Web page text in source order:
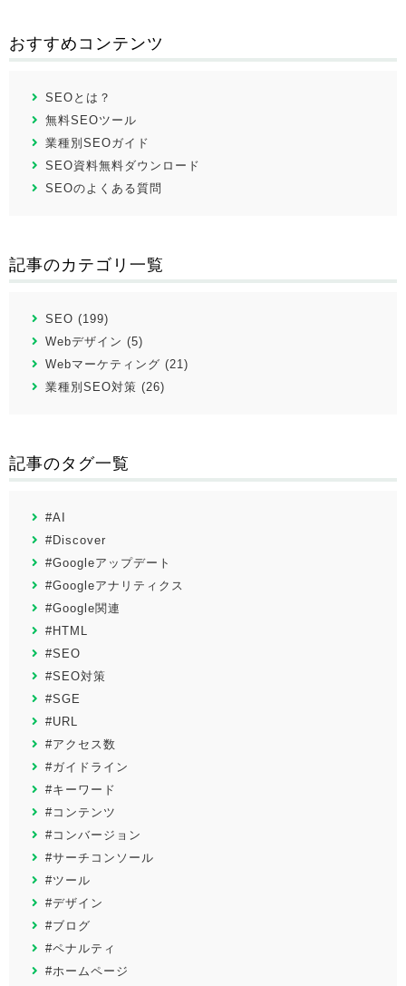
おすすめコンテンツ
SEOとは？
無料SEOツール
業種別SEOガイド
SEO資料無料ダウンロード
SEOのよくある質問
記事のカテゴリ一覧
SEO (199)
Webデザイン (5)
Webマーケティング (21)
業種別SEO対策 (26)
記事のタグ一覧
#AI
#Discover
#Googleアップデート
#Googleアナリティクス
#Google関連
#HTML
#SEO
#SEO対策
#SGE
#URL
#アクセス数
#ガイドライン
#キーワード
#コンテンツ
#コンバージョン
#サーチコンソール
#ツール
#デザイン
#ブログ
#ペナルティ
#ホームページ